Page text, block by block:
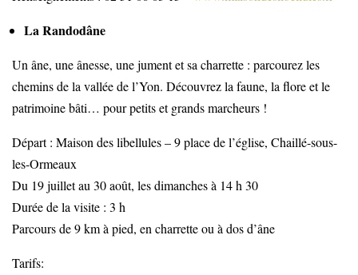
La Randodâne
Un âne, une ânesse, une jument et sa charrette : parcourez les
chemins de la vallée de l’Yon. Découvrez la faune, la flore et le
patrimoine bâti… pour petits et grands marcheurs !
Départ : Maison des libellules – 9 place de l’église, Chaillé-sous-
les-Ormeaux
Du 19 juillet au 30 août, les dimanches à 14 h 30
Durée de la visite : 3 h
Parcours de 9 km à pied, en charrette ou à dos d’âne
Tarifs: